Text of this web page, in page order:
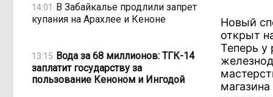
14:01 В Забайкалье продлили запрет
купания на Арахлее и Кеноне
13:15 Вода за 68 миллионов: ТГК-14
заплатит государству за
пользование Кеноном и Ингодой
Новый
открыт
Теперь у